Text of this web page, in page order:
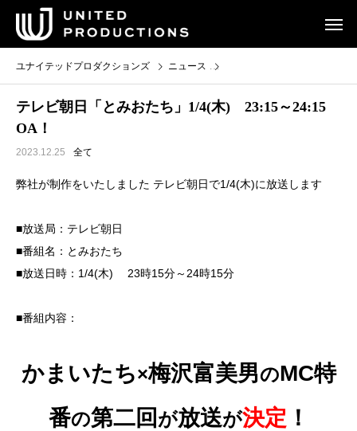
ユナイテッドプロダクションズ ニュース
テレビ朝日「とみおたち」1/4(木) 23:15～24:15
OA！
2023.12.25 全て
弊社が制作をいたしました テレビ朝日で1/4(木)に放送します
■放送局：テレビ朝日
■番組名：とみおたち
■放送日時：1/4(木) 23時15分～24時15分
■番組内容：
かまいたち×梅沢富美男のMC特
番の第二回 が放送が決定 ！